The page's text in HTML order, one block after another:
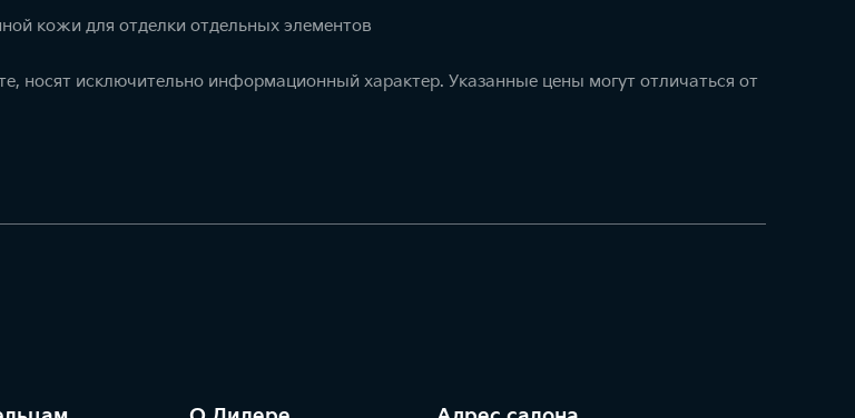
кожи для отделки отдельных элементов
носят исключительно информационный характер. Указанные цены могут отличаться от